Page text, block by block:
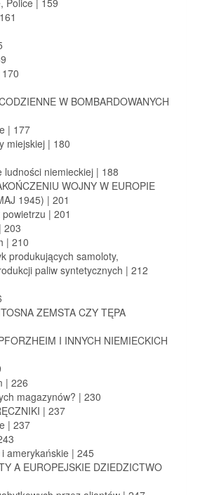
W BOMBARDOWANYCH
| 177
miejskiej | 180
ludności niemieckiej | 188
WOJNY W EUROPIE
1945) | 201
| 201
203
| 210
produkujących samoloty,
paliw syntetycznych | 212
ZEMSTA CZY TĘPA
I INNYCH NIEMIECKICH
| 226
magazynów? | 230
| 237
| 237
amerykańskie | 245
A EUROPEJSKIE DZIEDZICTWO